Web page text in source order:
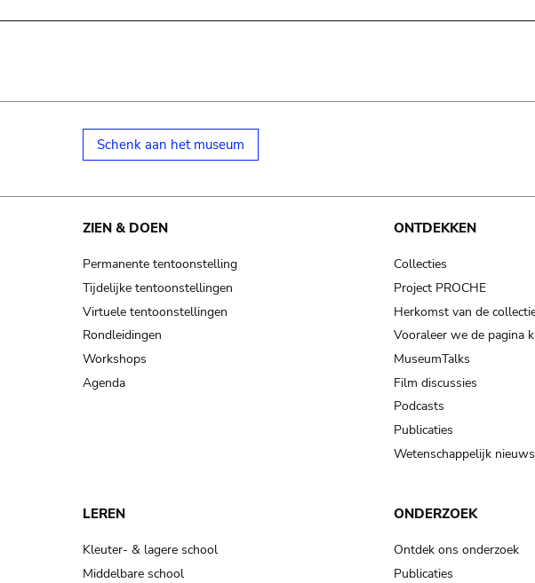
Schenk aan het museum
ZIEN & DOEN
Permanente tentoonstelling
Tijdelijke tentoonstellingen
Virtuele tentoonstellingen
Rondleidingen
Workshops
Agenda
ONTDEKKEN
Collecties
Project PROCHE
Herkomst van de
Vooraleer we de pagina
MuseumTalks
Film discussies
Podcasts
Publicaties
Wetenschappelijk nieuws
LEREN
Kleuter- & lagere school
Middelbare school
ONDERZOEK
Ontdek ons onderzoek
Publicaties